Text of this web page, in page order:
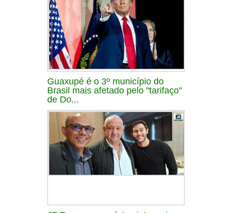
Guaxupé é o 3º município do
Brasil mais afetado pelo "tarifaço"
de Do...